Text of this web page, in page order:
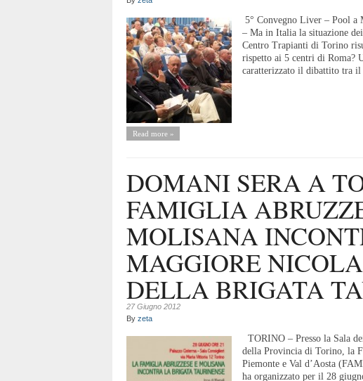
5° Convegno Liver – Pool
– Ma in Italia la situazione
Centro Trapianti di Torino
rispetto ai 5 centri di Roma?
caratterizzato il dibattito tra il
Read more »
DOMANI SERA A
FAMIGLIA
MOLISANA
MAGGIORE
DELLA BRIGATA
27 Giugno 2012
By zeta
TORINO – Presso la Sala
della Provincia di Torino, la
Piemonte e Val d’Aosta
ha organizzato per il 28